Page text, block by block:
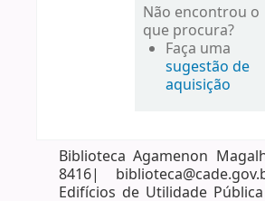
Não encontrou o
que procura?
Faça uma
sugestão de
aquisição
Biblioteca Agamenon
8416|
Edifícios de Utilidade